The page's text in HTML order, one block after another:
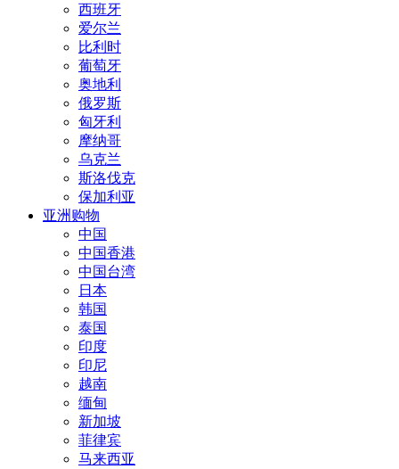
西班牙
爱尔兰
比利时
葡萄牙
奥地利
俄罗斯
匈牙利
摩纳哥
乌克兰
斯洛伐克
保加利亚
亚洲购物
中国
中国香港
中国台湾
日本
韩国
泰国
印度
印尼
越南
缅甸
新加坡
菲律宾
马来西亚